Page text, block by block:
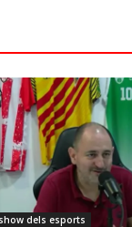
dels esports